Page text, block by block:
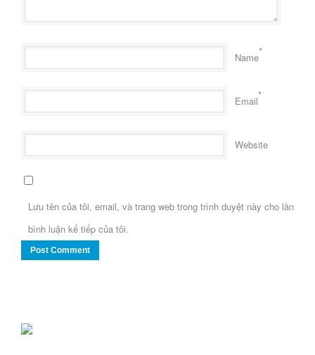
Name*
Email*
Website
Lưu tên của tôi, email, và trang web trong trình duyệt này cho lần
bình luận kế tiếp của tôi.